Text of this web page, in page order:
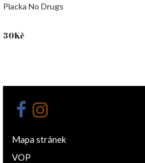
Placka No Drugs
30Kč
Mapa stránek
VOP